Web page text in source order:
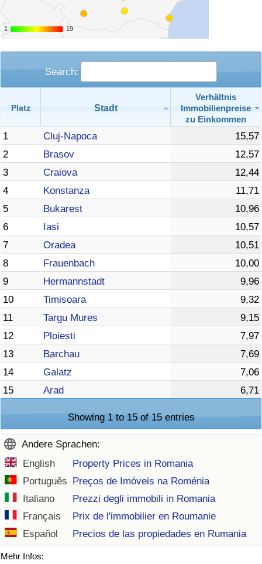
1
1 19
19
Search:
Platz Stadt
Verhältnis
Immobilienpreise
zu Einkommen
1 Cluj-Napoca
15,57
2
Brasov
12,57
3
Craiova
12,44
4
Konstanza
11,71
5
Bukarest
10,96
6
Iasi
10,57
7
Oradea
10,51
8
Frauenbach
10,00
9
Hermannstadt
9,96
10
Timisoara
9,32
11
Targu Mures
9,15
12
Ploiesti
7,97
13
Barchau
7,69
14
Galatz
7,06
15
Arad 6,71
Showing 1 to 15 of 15 entries
Andere Sprachen:
English
Property Prices in Romania
Português
Preços de Imóveis na Roménia
Italiano
Prezzi degli immobili in Romania
Français
Prix de l'immobilier en Roumanie
Español
Precios de las propiedades en Rumania
Mehr Infos: